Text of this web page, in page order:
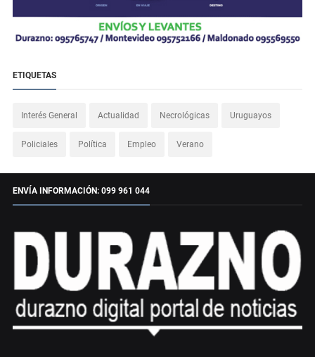
ETIQUETAS
Interés General Actualidad Necrológicas Uruguayos
Policiales Política Empleo Verano
ENVÍA INFORMACIÓN: 099 961 044